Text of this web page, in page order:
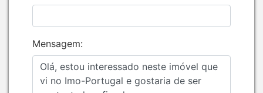
Mensagem: